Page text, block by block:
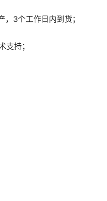
3个工作日内到货；
持；